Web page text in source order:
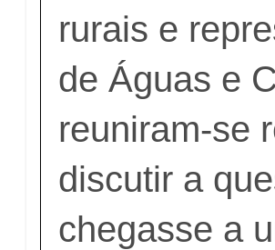
rurais e
de Águas e
reuniram-se
discutir a
chegasse a